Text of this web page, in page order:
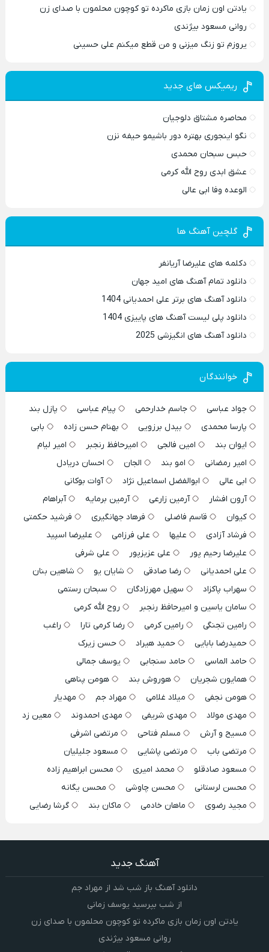
یادتن اون زمان بازی ماکرده تو کوچون محلمون با صدای زن
روانی مسعود بیژندی
یروزم تو زنگ میزنی و من قطع میکنم علی حسینی
ریمیکس های جدید
محاصره مشتاق دلوجیان
نگو اینجوری بهتره دور باشیمو حیفه نزن
حبس سبحان محمدی
عشق ابدی روح الله کرمی
الوعده وفا ابی عالی
گلچین آهنگ ها
دکلمه های علیرضا آریانفر
دانلود تمام آهنگ های امید جهان
دانلود آهنگ های برتر علی احمدیانی 1404
دانلود پلی لیست آهنگ های پاییزی 1404
دانلود آهنگ های انگیزشی 2025
خوانندگان
جواد عباسی جاسم خدارحمی پیام عباسی
پازل بند
پارسا محمدی
بیدل برزویی بهنام حسن زاده
بابی
ایوان بند
امین فالجی امیرحافظ رنجبر
امیر لیام
امیر رمضانی
امو بند الجان
احسان دریادل
ابی عالی
ابوالفضل اسماعیل نژاد
آوات بوکانی
آرون افشار
آرمین زارعی آرمین برمایه
آبراهام
کیوان
قاسم فاضلی فرهاد جهانگیری
فرشید حکمتی
فرشاد آزادی
علیها علی فرزامی
علیرضا اسپید
علیرضا رحیم پور
علی عزیزپور
علی شرفی
علی احمدیانی
رضا صادقی شایان یو
شاهین بنان
سهراب پاکزاد
سهیل مهرزادگان
سبحان رستمی
سامان یاسین و امیرحافظ رنجبر
روح الله کرمی
رامین تجنگی
رامین کرمی رضا کرمی تارا
راغب
حمیدرضا بابایی
حمید هیراد
حسن زیرک
حامد الماسی
حامد سنجابی
یوسف جمالی
همایون شجریان
هوروش بند
هومن پناهی
هومن نجفی
میلاد غلامی مهراد جم
مهدیار
مهدی مولاد
مهدی شریفی مهدی احمدوند
معین زد
مسیح و آرش
مسلم فتاحی
مرتضی اشرفی
مرتضی باب
مرتضی پاشایی
مسعود جلیلیان
مسعود صادقلو
محمد امیری
محسن ابراهیم زاده
محسن لرستانی
محسن چاوشی
محسن یگانه
مجید رضوی
ماهان خادمی ماکان بند گرشا رضایی
آهنگ جدید
دانلود آهنگ باز شب شد از مهراد جم
از شب بپرسید یوسف زمانی
یادتن اون زمان بازی ماکرده تو کوچون محلمون با صدای زن
روانی مسعود بیژندی